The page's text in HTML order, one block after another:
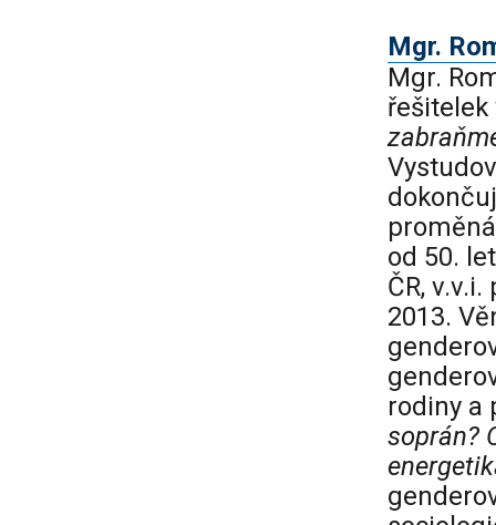
Mgr.
Mgr.
od 50.
ČR,
2013.
rodiny a
soprán?